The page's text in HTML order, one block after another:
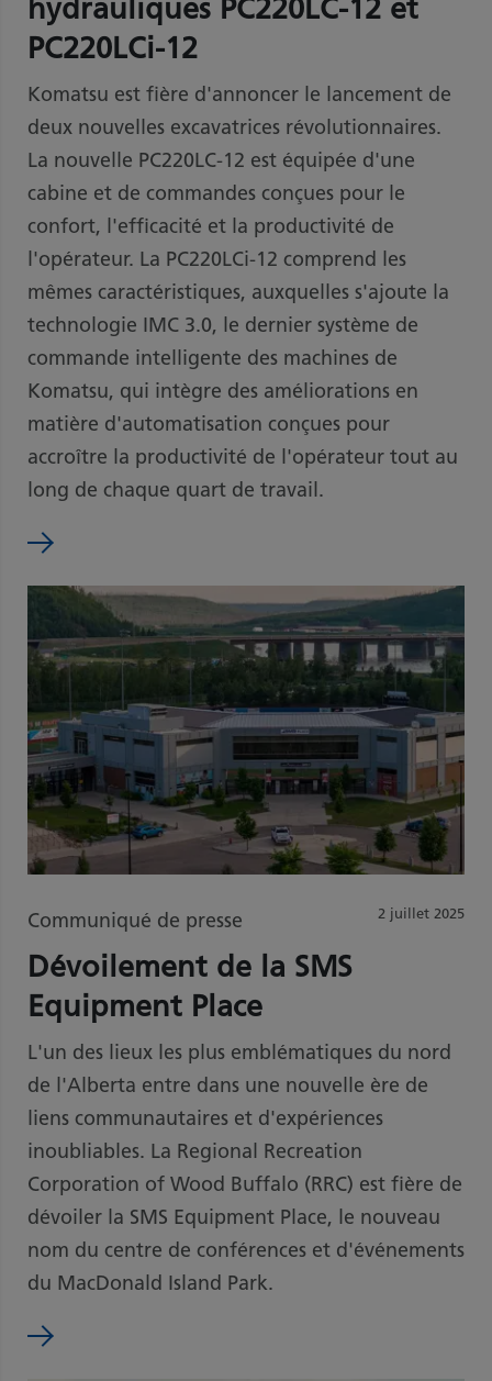
hydrauliques PC220LC-12 et
PC220LCi-12
Komatsu est fière d'annoncer le lancement de
deux nouvelles excavatrices révolutionnaires.
La nouvelle PC220LC-12 est équipée d'une
cabine et de commandes conçues pour le
confort, l'efficacité et la productivité de
l'opérateur. La PC220LCi-12 comprend les
mêmes caractéristiques, auxquelles s'ajoute la
technologie IMC 3.0, le dernier système de
commande intelligente des machines de
Komatsu, qui intègre des améliorations en
matière d'automatisation conçues pour
accroître la productivité de l'opérateur tout au
long de chaque quart de travail.
2 juillet 2025
Communiqué de presse
Dévoilement de la SMS
Equipment Place
L'un des lieux les plus emblématiques du nord
de l'Alberta entre dans une nouvelle ère de
liens communautaires et d'expériences
inoubliables. La Regional Recreation
Corporation of Wood Buffalo (RRC) est fière de
dévoiler la SMS Equipment Place, le nouveau
nom du centre de conférences et d'événements
du MacDonald Island Park.